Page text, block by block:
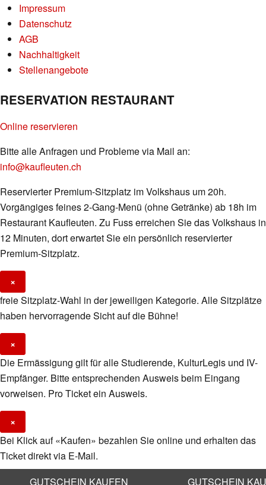
Impressum
Datenschutz
AGB
Nachhaltigkeit
Stellenangebote
RESERVATION RESTAURANT
Online reservieren
Bitte alle Anfragen und Probleme via Mail an:
info@kaufleuten.ch
GUTSCHEIN KAUFEN GUTSCHEIN
Reservierter Premium-Sitzplatz im Volkshaus um 20h.
Vorgängiges feines 2-Gang-Menü (ohne Getränke) ab 18h im
Restaurant Kaufleuten. Zu Fuss erreichen Sie das Volkshaus in
12 Minuten, dort erwartet Sie ein persönlich reservierter
Premium-Sitzplatz.
×
freie Sitzplatz-Wahl in der jeweiligen Kategorie. Alle Sitzplätze
haben hervorragende Sicht auf die Bühne!
×
Die Ermässigung gilt für alle Studierende, KulturLegis und IV-
Empfänger. Bitte entsprechenden Ausweis beim Eingang
vorweisen. Pro Ticket ein Ausweis.
×
Bei Klick auf «Kaufen» bezahlen Sie online und erhalten das
Ticket direkt via E-Mail.